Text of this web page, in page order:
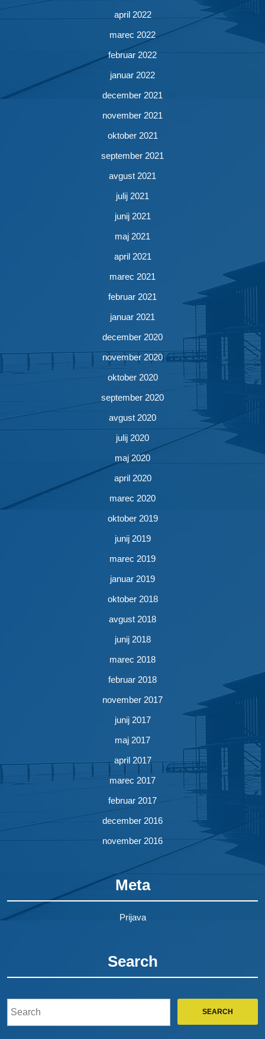
april 2022
marec 2022
februar 2022
januar 2022
december 2021
november 2021
oktober 2021
september 2021
avgust 2021
julij 2021
junij 2021
maj 2021
april 2021
marec 2021
februar 2021
januar 2021
december 2020
november 2020
oktober 2020
september 2020
avgust 2020
julij 2020
maj 2020
april 2020
marec 2020
oktober 2019
junij 2019
marec 2019
januar 2019
oktober 2018
avgust 2018
junij 2018
marec 2018
februar 2018
november 2017
junij 2017
maj 2017
april 2017
marec 2017
februar 2017
december 2016
november 2016
Meta
Prijava
Search